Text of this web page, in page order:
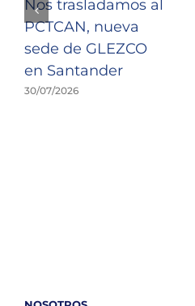
Nos trasladamos al
PCTCAN, nueva
sede de GLEZCO
en Santander
30/07/2026